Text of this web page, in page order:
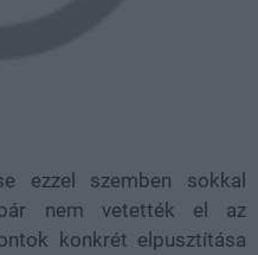
ezzel szemben sokkal
nem vetették el az
konkrét elpusztítása